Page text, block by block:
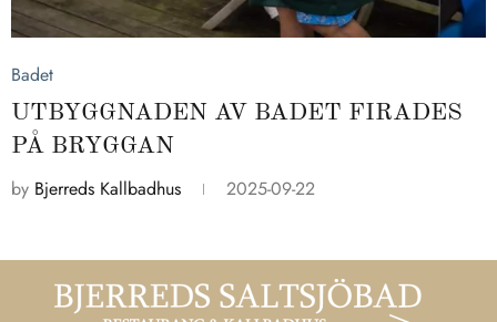
Badet
UTBYGGNADEN AV BADET FIRADES
PÅ BRYGGAN
by Bjerreds Kallbadhus 2025-09-22